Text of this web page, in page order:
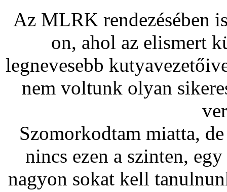
Az MLRK rendezésében
on, ahol az elismert
legnevesebb
nem voltunk olyan
Szomorkodtam miatta,
nincs ezen a szinten,
nagyon sokat kell